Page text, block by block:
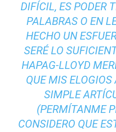
DIFÍCIL, ES PODER
PALABRAS O EN
HECHO UN
SERÉ LO
HAPAG-LLOYD
QUE MIS ELOGIOS
SIMPLE
(PERMÍTANME
CONSIDERO QUE